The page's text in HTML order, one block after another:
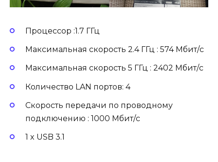
Процессор :1.7 ГГц
Максимальная скорость 2.4 ГГц : 574 Мбит/с
Максимальная скорость 5 ГГц : 2402 Мбит/с
Количество LAN портов: 4
Скорость передачи по проводному
подключению : 1000 Мбит/с
1 x USB 3.1